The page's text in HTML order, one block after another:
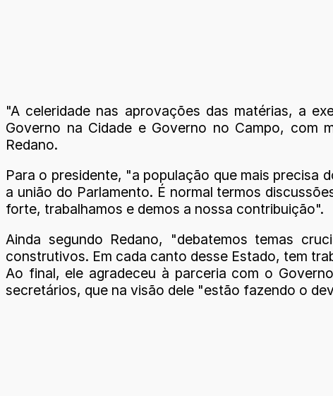
"A celeridade nas aprovações das matérias, a
Governo na Cidade e Governo no Campo, com
Redano.
Para o presidente, "a população que mais precisa
a união do Parlamento. É normal termos
forte, trabalhamos e demos a nossa contribuição".
Ainda segundo Redano, "debatemos temas
construtivos. Em cada canto desse Estado, tem
Ao final, ele agradeceu à parceria com o
secretários, que na visão dele "estão fazendo o